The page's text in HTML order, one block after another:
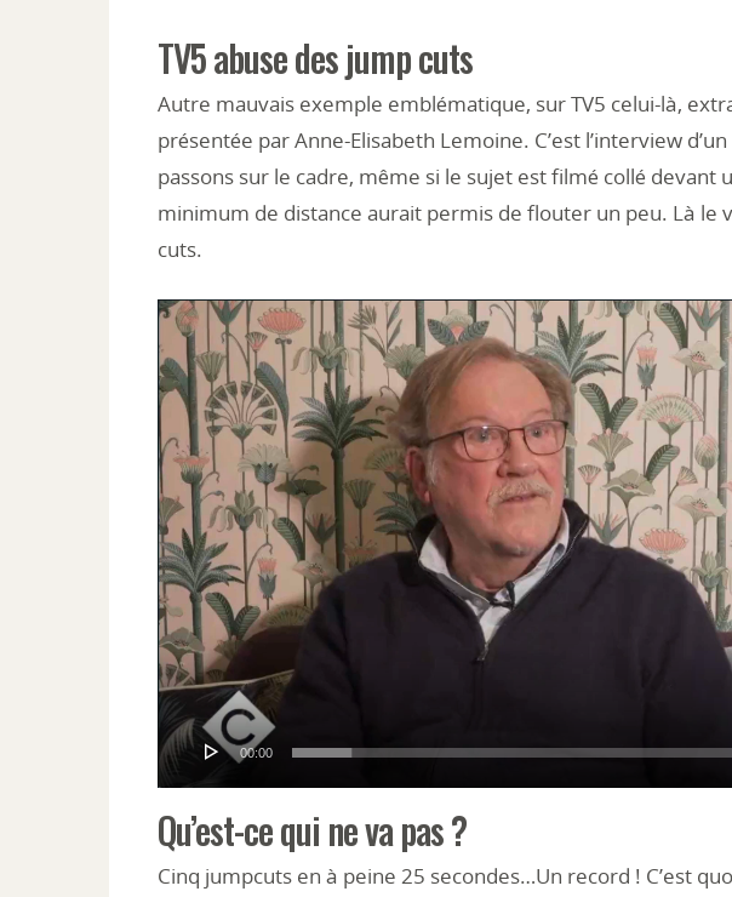
TV5 abuse des jump cuts
Autre mauvais exemple emblématique, sur TV5 celui-là,
présentée par Anne-Elisabeth Lemoine. C’est l’interview
passons sur le cadre, même si le sujet est filmé collé devant
minimum de distance aurait permis de flouter un peu. Là le
cuts.
Lecteur
vidéo
00:00
Qu’est-ce qui ne va pas ?
Cinq jumpcuts en à peine 25 secondes…Un record ! C’est